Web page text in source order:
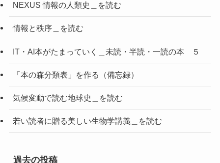
NEXUS 情報の人類史＿を読む
情報と秩序＿を読む
IT・AI本がたまっていく＿未読・半読・一読の本 ５
「本の森分類表」を作る（備忘録）
気候変動で読む地球史＿を読む
若い読者に贈る美しい生物学講義＿を読む
過去の投稿